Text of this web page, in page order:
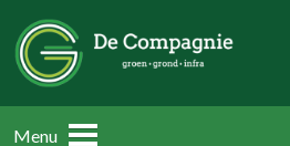
Menu